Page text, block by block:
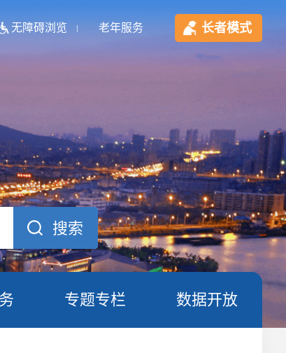
无障碍浏览 老年服务 长者模式
专题专栏 数据开放